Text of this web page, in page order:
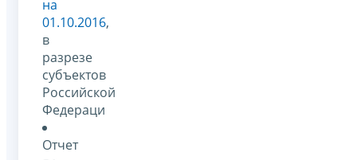
на
01.10.2016,
в
разрезе
субъектов
Российской
Федераци
Отчет